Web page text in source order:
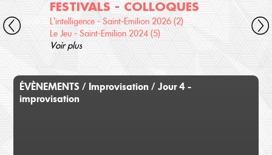
FESTIVALS - COLLOQUES
L'intelligence - Saint-Emilion 2026 (2)
Le Jeu - Saint-Emilion 2024 (5)
Voir plus
ÉVÈNEMENTS / Improvisation / Jour 4 -
improvisation